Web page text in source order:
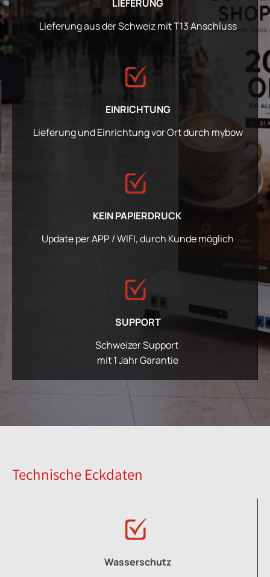
LIEFERUNG
Lieferung aus der Schweiz mit T13 Anschluss
EINRICHTUNG
Lieferung und Einrichtung vor Ort durch mybow
KEIN PAPIERDRUCK
Update per APP / WIFI, durch Kunde möglich
SUPPORT
Schweizer Support
mit 1 Jahr Garantie
Technische Eckdaten
Wasserschutz